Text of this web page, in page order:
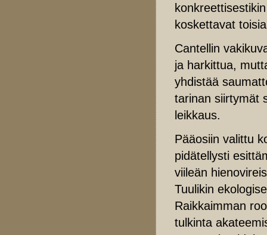
koskettavat
Cantellin
ja harkittua,
yhdistää
tarinan siirtymät
leikkaus.
Pääosiin valittu
pidätellysti
viileän
Tuulikin
Raikkaimman
tulkinta